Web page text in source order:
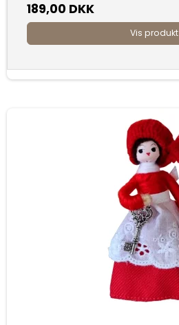
189,00 DKK
Vis produkt